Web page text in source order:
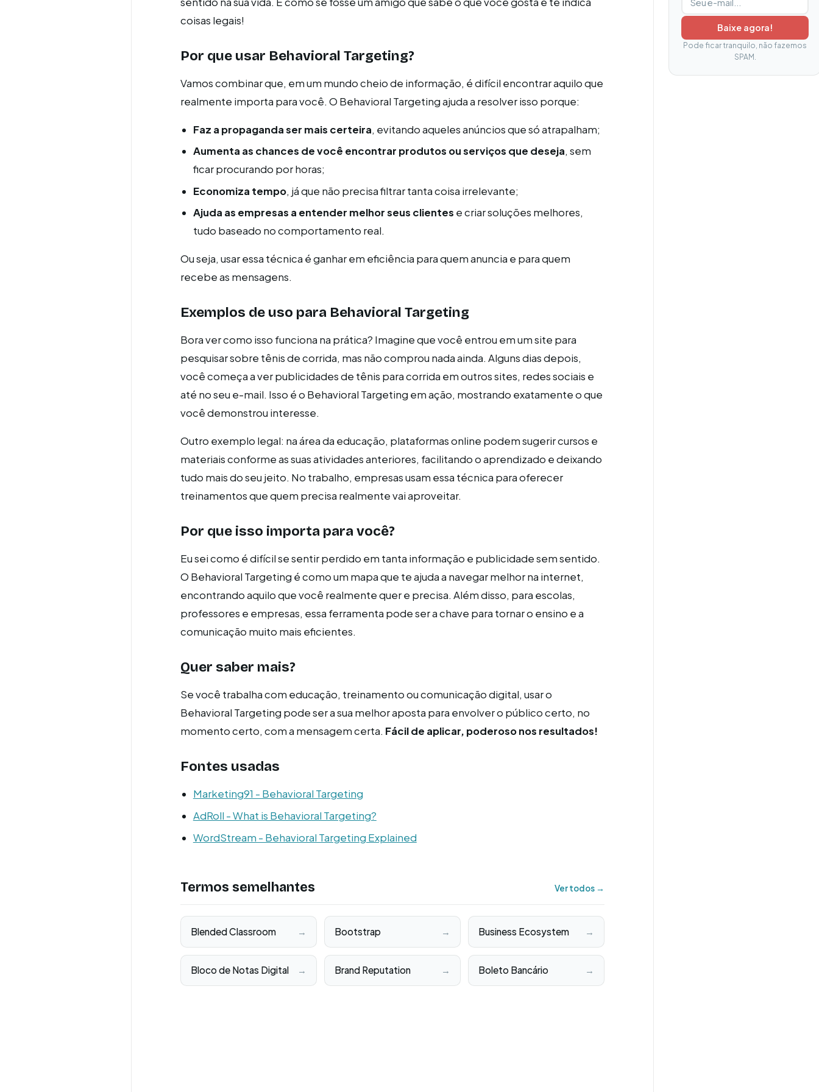
coisas legais!
Por que usar Behavioral Targeting?
Vamos combinar que, em um mundo cheio de informação, é difícil encontrar aquilo que
realmente importa para você. O Behavioral Targeting ajuda a resolver isso porque:
Faz a propaganda ser mais certeira, evitando aqueles anúncios que só atrapalham;
Aumenta as chances de você encontrar produtos ou serviços que deseja, sem
ficar procurando por horas;
Economiza tempo, já que não precisa filtrar tanta coisa irrelevante;
Ajuda as empresas a entender melhor seus clientes e criar soluções melhores,
tudo baseado no comportamento real.
Ou seja, usar essa técnica é ganhar em eficiência para quem anuncia e para quem
recebe as mensagens.
Exemplos de uso para Behavioral Targeting
Bora ver como isso funciona na prática? Imagine que você entrou em um site para
pesquisar sobre tênis de corrida, mas não comprou nada ainda. Alguns dias depois,
você começa a ver publicidades de tênis para corrida em outros sites, redes sociais e
até no seu e-mail. Isso é o Behavioral Targeting em ação, mostrando exatamente o que
você demonstrou interesse.
Outro exemplo legal: na área da educação, plataformas online podem sugerir cursos e
materiais conforme as suas atividades anteriores, facilitando o aprendizado e deixando
tudo mais do seu jeito. No trabalho, empresas usam essa técnica para oferecer
treinamentos que quem precisa realmente vai aproveitar.
Por que isso importa para você?
Eu sei como é difícil se sentir perdido em tanta informação e publicidade sem sentido.
O Behavioral Targeting é como um mapa que te ajuda a navegar melhor na internet,
encontrando aquilo que você realmente quer e precisa. Além disso, para escolas,
professores e empresas, essa ferramenta pode ser a chave para tornar o ensino e a
comunicação muito mais eficientes.
Quer saber mais?
Se você trabalha com educação, treinamento ou comunicação digital, usar o
Behavioral Targeting pode ser a sua melhor aposta para envolver o público certo, no
momento certo, com a mensagem certa. Fácil de aplicar, poderoso nos resultados!
Fontes usadas
Marketing91 - Behavioral Targeting
AdRoll - What is Behavioral Targeting?
WordStream - Behavioral Targeting Explained
Termos semelhantes Ver todos →
Blended Classroom → Bootstrap → Business Ecosystem →
Bloco de Notas Digital → Brand Reputation → Boleto Bancário →
Baixe agora!
Pode ficar tranquilo, não fazemos
SPAM.